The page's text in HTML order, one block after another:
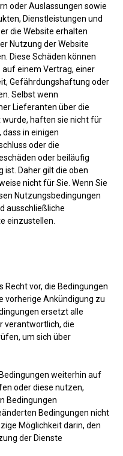
oder Auslassungen sowie
Dienstleistungen und
die Website erhalten
Nutzung der Website
Diese Schäden können
einem Vertrag, einer
Gefährdungshaftung oder
Selbst wenn
Lieferanten über die
haften sie nicht für
in einigen
oder die
oder beiläufig
ist. Daher gilt die oben
nicht für Sie. Wenn Sie
Nutzungsbedingungen
ausschließliche
einzustellen.
Recht vor, die Bedingungen
vorherige Ankündigung zu
ersetzt alle
verantwortlich, die
um sich über
weiterhin auf
oder diese nutzen,
Bedingungen
Bedingungen nicht
Möglichkeit darin, den
der Dienste